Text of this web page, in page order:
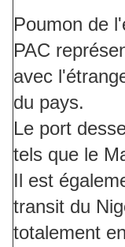
Poumon de
PAC
avec
du pays.
Le port
tels que le
Il est
transit du
totalement